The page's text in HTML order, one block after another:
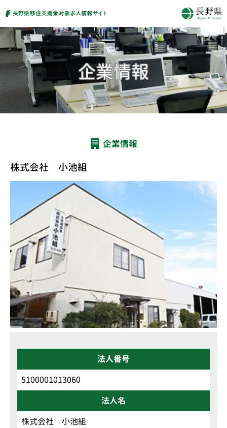
企業情報
株式会社 小池組
「インフラ創造業」で社会の役に立っている企業です
「がっちり働き、すっきり帰る」をモットーに社員同士が、前向
きな心構えで働いています
本社は松本市の中心市街地にあります
法人番号
5100001013060
法人名
株式会社 小池組